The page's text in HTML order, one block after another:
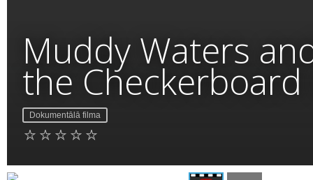
Muddy Waters
the Checkerboard
Dokumentālā filma